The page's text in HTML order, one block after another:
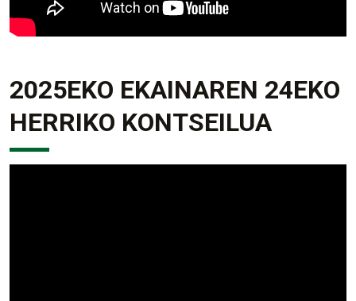
2025EKO EKAINAREN 24EKO
HERRIKO KONTSEILUA